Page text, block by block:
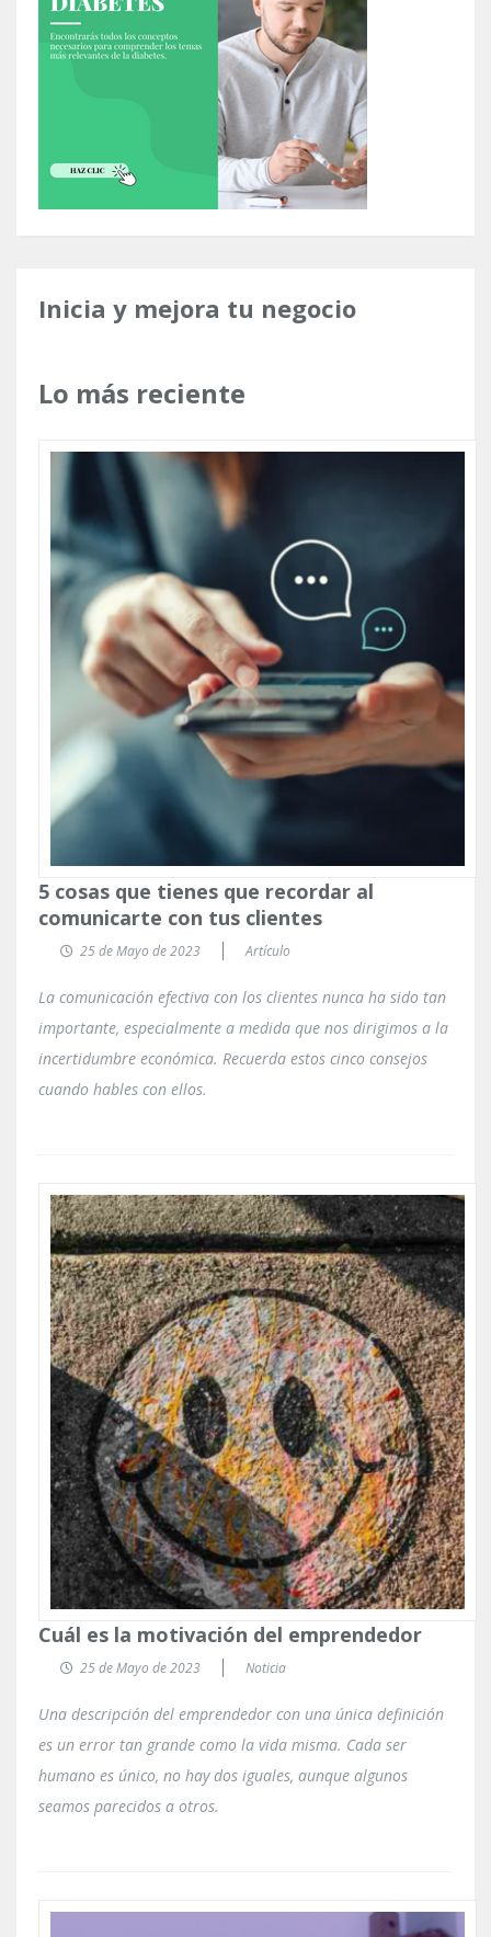
Inicia y mejora tu negocio
Lo más reciente
5 cosas que tienes que recordar al
comunicarte con tus clientes
25 de Mayo de 2023 Artículo
La comunicación efectiva con los clientes nunca ha sido tan
importante, especialmente a medida que nos dirigimos a la
incertidumbre económica. Recuerda estos cinco consejos
cuando hables con ellos.
Cuál es la motivación del emprendedor
25 de Mayo de 2023 Noticia
Una descripción del emprendedor con una única definición
es un error tan grande como la vida misma. Cada ser
humano es único, no hay dos iguales, aunque algunos
seamos parecidos a otros.